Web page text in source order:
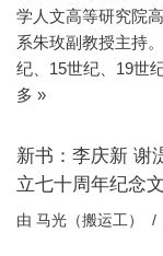
学人文高等研究院
系朱玫副教授主持
纪、15世纪、19世
多 »
新书：李庆新 谢
立七十周年纪念文
由 马光（搬运工）